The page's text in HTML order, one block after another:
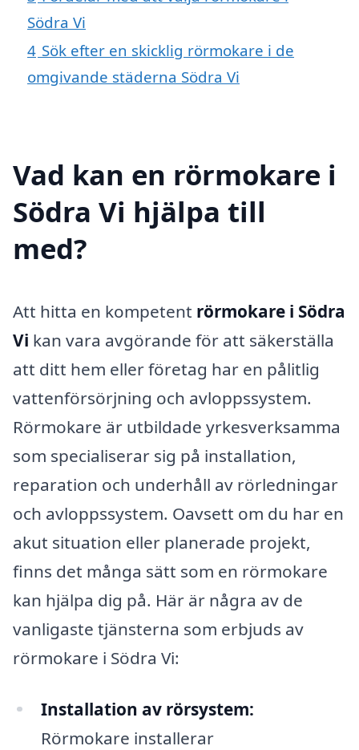
Södra Vi
4 Sök efter en skicklig rörmokare i de
omgivande städerna Södra Vi
Vad kan en rörmokare i
Södra Vi hjälpa till
med?
Att hitta en kompetent rörmokare i Södra
Vi kan vara avgörande för att säkerställa
att ditt hem eller företag har en pålitlig
vattenförsörjning och avloppssystem.
Rörmokare är utbildade yrkesverksamma
som specialiserar sig på installation,
reparation och underhåll av rörledningar
och avloppssystem. Oavsett om du har en
akut situation eller planerade projekt,
finns det många sätt som en rörmokare
kan hjälpa dig på. Här är några av de
vanligaste tjänsterna som erbjuds av
rörmokare i Södra Vi:
Installation av rörsystem:
Rörmokare installerar